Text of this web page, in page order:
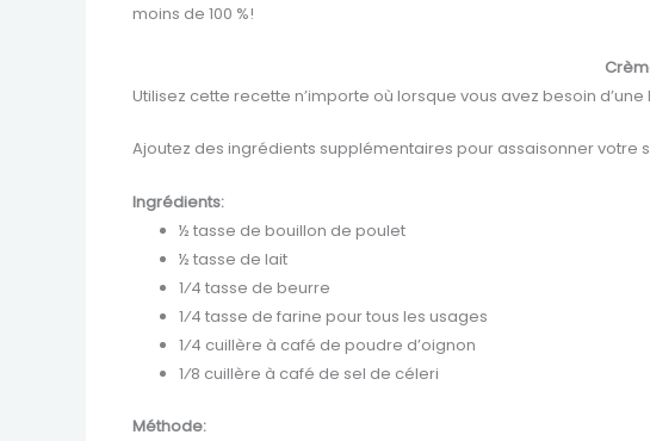
moins de 100 %!
Utilisez cette recette n’importe où lorsque vous avez besoin
Ajoutez des ingrédients supplémentaires pour assaisonner votre
Ingrédients:
½ tasse de bouillon de poulet
½ tasse de lait
1⁄4 tasse de beurre
1⁄4 tasse de farine pour tous les usages
1⁄4 cuillère à café de poudre d’oignon
1⁄8 cuillère à café de sel de céleri
Méthode: